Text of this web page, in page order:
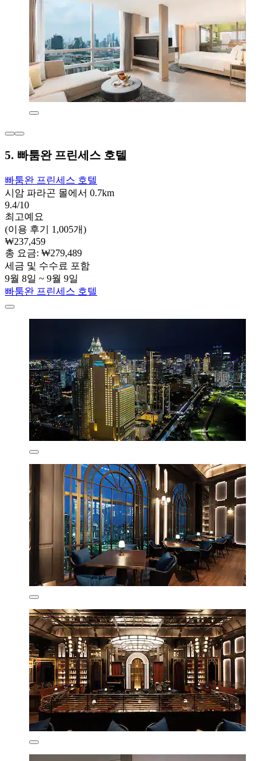
5. 빠툼완 프린세스 호텔
빠툼완 프린세스 호텔
시암 파라곤 몰에서 0.7km
9.4/10
최고예요
(이용 후기 1,005개)
₩237,459
총 요금: ₩279,489
세금 및 수수료 포함
9월 8일 ~ 9월 9일
빠툼완 프린세스 호텔